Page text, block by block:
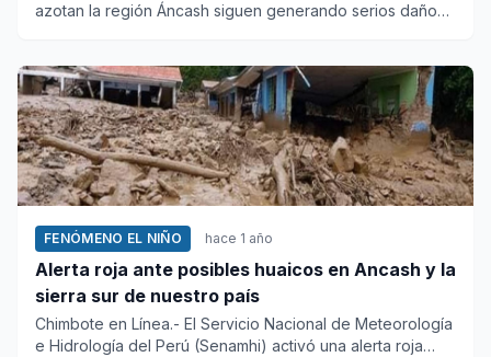
azotan la región Áncash siguen generando serios daños
FENÓMENO EL NIÑO hace 1 año
Alerta roja ante posibles huaicos en Ancash y la
sierra sur de nuestro país
Chimbote en Línea.- El Servicio Nacional de Meteorología
e Hidrología del Perú (Senamhi) activó una alerta roja